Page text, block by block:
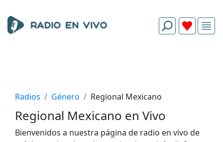
Radios Género Regional Mexicano
Regional Mexicano en Vivo
Bienvenidos a nuestra página de radio en vivo de